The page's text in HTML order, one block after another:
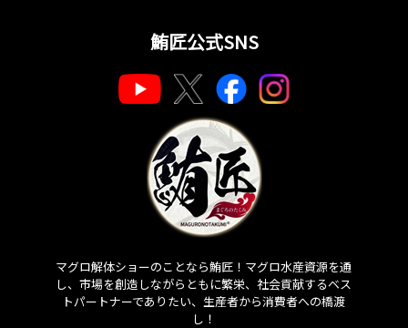
鮪匠公式SNS
マグロ解体ショーのことなら鮪匠！マグロ水産資源を通
し、市場を創造しながらともに繁栄、社会貢献するベス
トパートナーでありたい、生産者から消費者への橋渡
し！